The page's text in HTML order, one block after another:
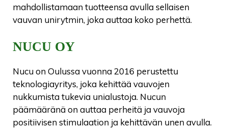
mahdollistamaan tuotteensa avulla sellaisen
vauvan unirytmin, joka auttaa koko perhettä.
NUCU OY
Nucu on Oulussa vuonna 2016 perustettu
teknologiayritys, joka kehittää vauvojen
nukkumista tukevia unialustoja. Nucun
päämääränä on auttaa perheitä ja vauvoja
positiivisen stimulaation ja kehittävän unen avulla.